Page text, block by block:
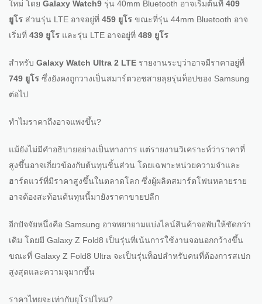
ใหม่ โดย Galaxy Watch9 รุ่น 40mm Bluetooth อาจเริ่มต้นที่ 409
ยูโร ส่วนรุ่น LTE อาจอยู่ที่ 459 ยูโร ขณะที่รุ่น 44mm Bluetooth อาจ
เริ่มที่ 439 ยูโร และรุ่น LTE อาจอยู่ที่ 489 ยูโร
สำหรับ Galaxy Watch Ultra 2 LTE รายงานระบุว่าอาจมีราคาอยู่ที่
749 ยูโร ซึ่งยังคงถูกวางเป็นสมาร์ตวอชสายลุยรุ่นท็อปของ Samsung
ต่อไป
ทำไมราคาถึงอาจแพงขึ้น?
แม้ยังไม่มีคำอธิบายอย่างเป็นทางการ แต่รายงานวิเคราะห์ว่าราคาที่
สูงขึ้นอาจเกี่ยวข้องกับต้นทุนชิ้นส่วน โดยเฉพาะหน่วยความจำและ
ฮาร์ดแวร์ที่มีราคาสูงขึ้นในตลาดโลก ซึ่งผู้ผลิตสมาร์ตโฟนหลายราย
อาจต้องสะท้อนต้นทุนนี้มายังราคาขายปลีก
อีกปัจจัยหนึ่งคือ Samsung อาจพยายามแบ่งไลน์สินค้าจอพับให้ชัดกว่า
เดิม โดยมี Galaxy Z Fold8 เป็นรุ่นที่เน้นการใช้งานจอนอกกว้างขึ้น
ขณะที่ Galaxy Z Fold8 Ultra จะเป็นรุ่นท็อปสำหรับคนที่ต้องการสเปก
สูงสุดและความจุมากขึ้น
ราคาไทยจะเท่ากับยุโรปไหม?